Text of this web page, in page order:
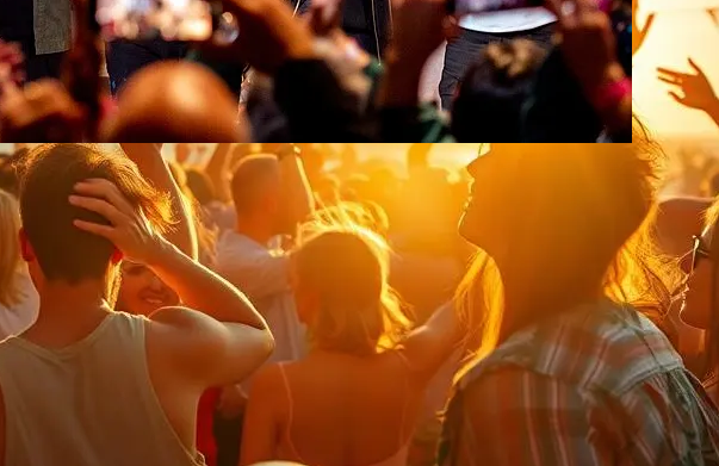
Coldplay
milliard de
YouTube